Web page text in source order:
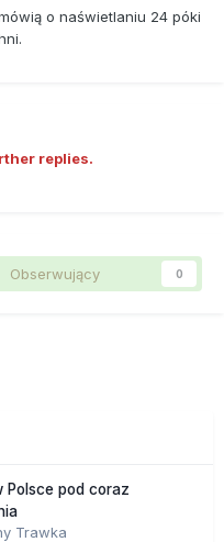
o naświetlaniu 24 póki
replies.
Obserwujący 0
Polsce pod coraz
Trawka